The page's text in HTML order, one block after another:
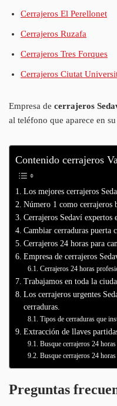
Cerrajeros El Perellonet
Cerrajeros Ruzafa
Cerrajeros Tres Forques
Cerrajeros Ciutat
Empresa de cerrajeros
al teléfono que aparece en
Contenido cerrajeros
Los mejores cerrajeros
Número 1 como cerrajeros
Cerrajeros Sedaví expertos
Cambiar cerraduras puerta
Cerrajeros 24 horas para
Empresa de cerrajeros
Cerrajeros 24 horas
Trabajamos en toda la
Los cerrajeros urgentes
cerraduras.
Tipos de cerraduras que
Extracción de llaves
Busque cerrajeros 24
Busque cerrajeros 24
Preguntas